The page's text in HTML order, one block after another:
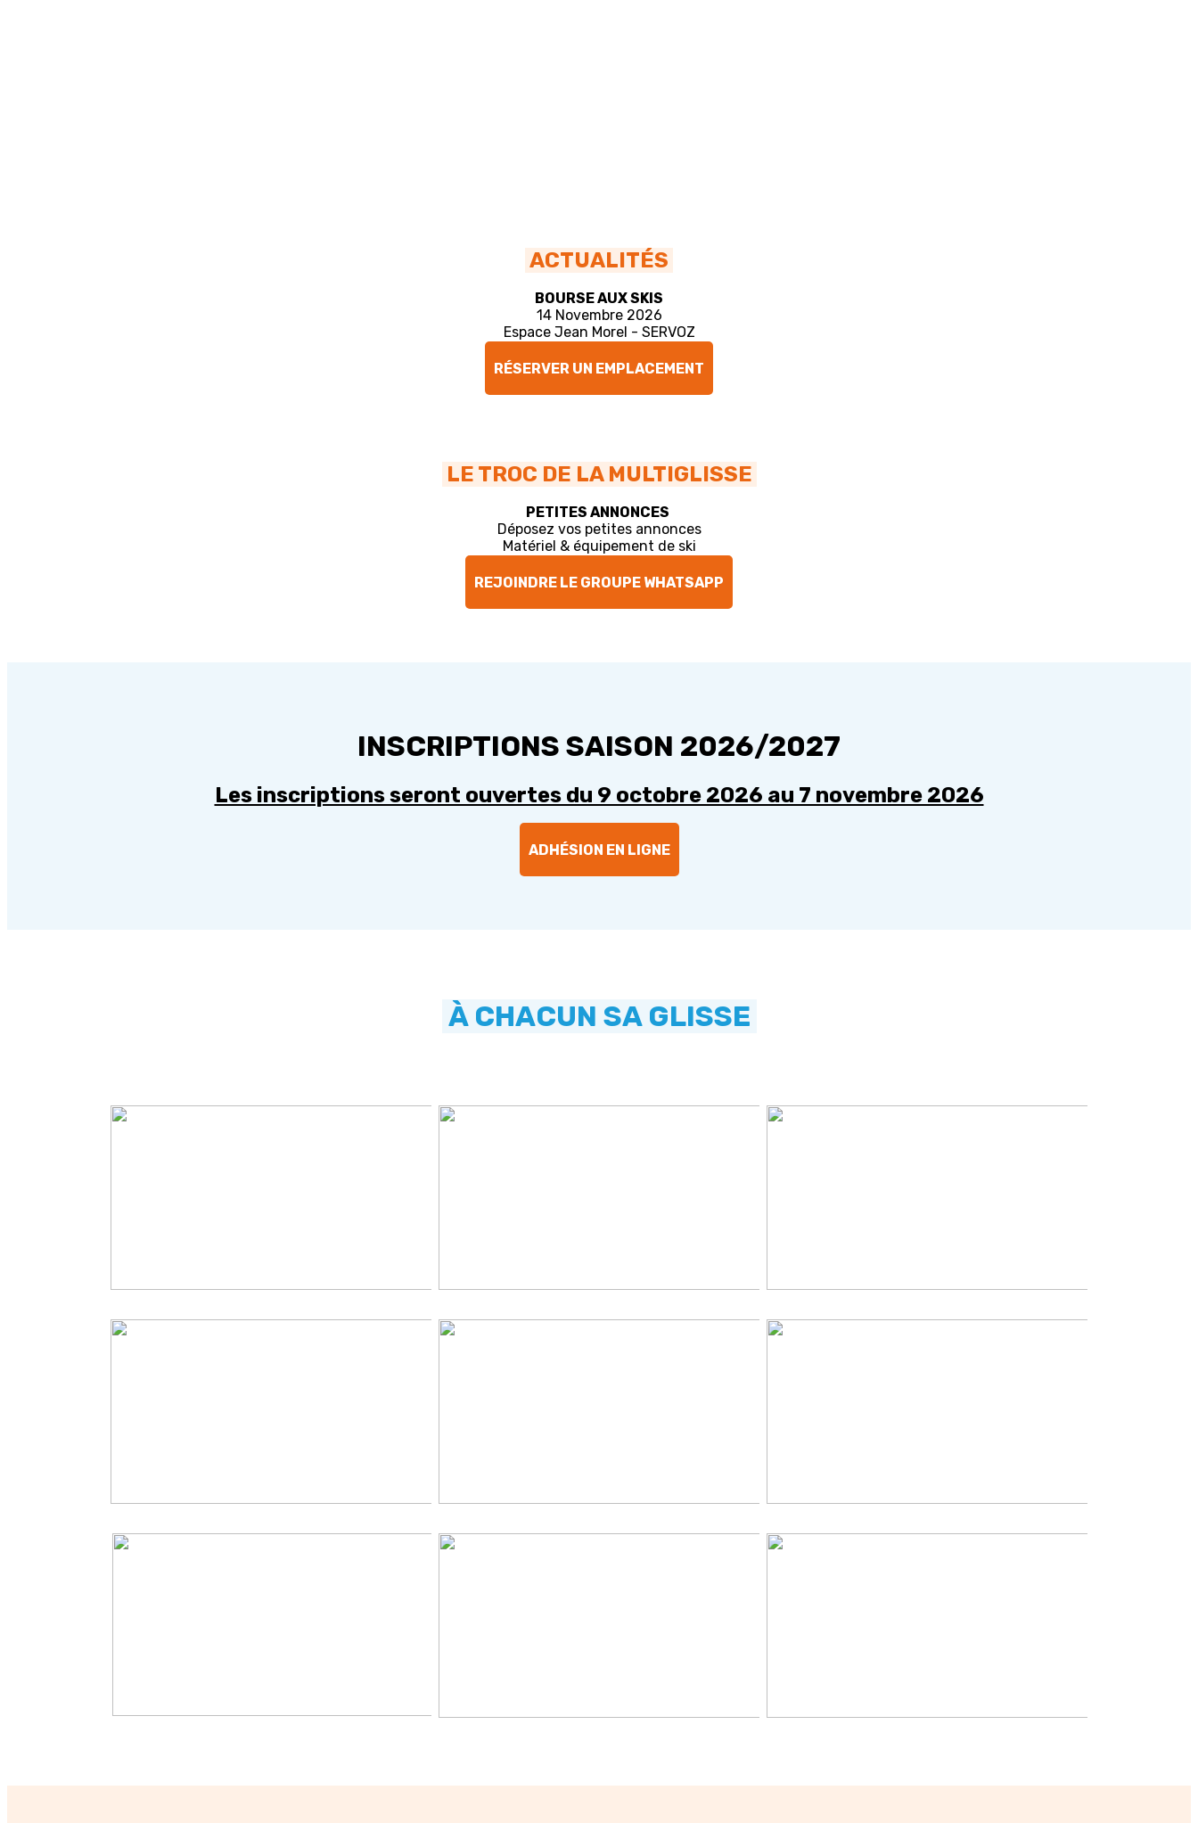
ACTUALITÉS
BOURSE AUX SKIS
14 Novembre 2026
Espace Jean Morel - SERVOZ
RÉSERVER UN EMPLACEMENT
LE TROC DE LA MULTIGLISSE
PETITES ANNONCES
Déposez vos petites annonces
Matériel & équipement de ski
REJOINDRE LE GROUPE WHATSAPP
INSCRIPTIONS SAISON 2026/2027
Les inscriptions seront ouvertes du 9 octobre 2026 au 7 novembre 2026
ADHÉSION EN LIGNE
À CHACUN SA GLISSE